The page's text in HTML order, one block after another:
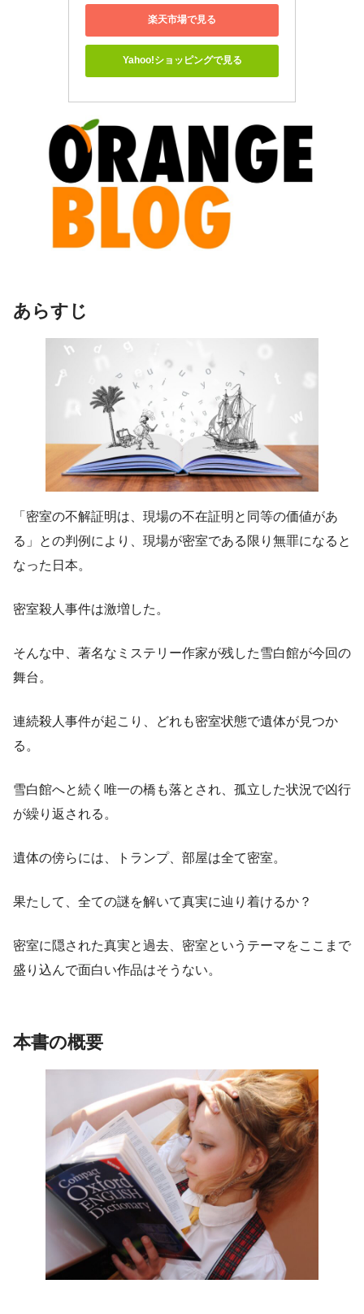
楽天市場で見る
Yahoo!ショッピングで見る
あらすじ
「密室の不解証明は、現場の不在証明と同等の価値があ
る」との判例により、現場が密室である限り無罪になると
なった日本。
密室殺人事件は激増した。
そんな中、著名なミステリー作家が残した雪白館が今回の
舞台。
連続殺人事件が起こり、どれも密室状態で遺体が見つか
る。
雪白館へと続く唯一の橋も落とされ、孤立した状況で凶行
が繰り返される。
遺体の傍らには、トランプ、部屋は全て密室。
果たして、全ての謎を解いて真実に辿り着けるか？
密室に隠された真実と過去、密室というテーマをここまで
盛り込んで面白い作品はそうない。
本書の概要